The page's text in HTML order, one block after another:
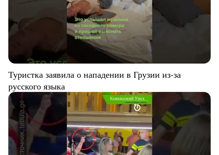
Туристка заявила о нападении в Грузии из-за
русского языка